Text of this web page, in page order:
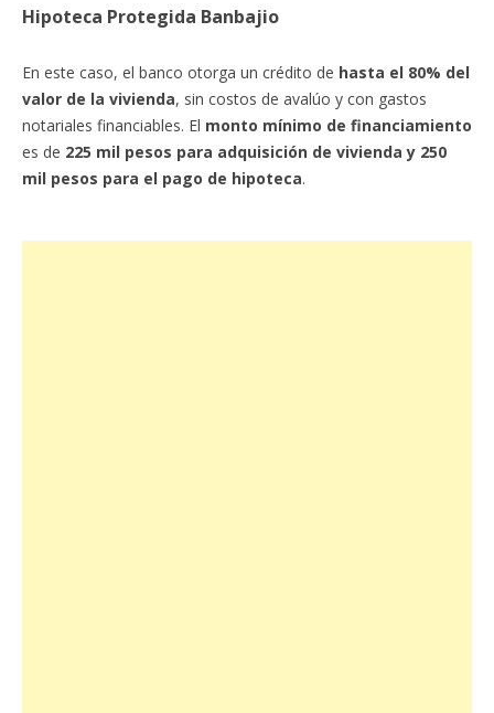
Hipoteca Protegida Banbajio
En este caso, el banco otorga un crédito de hasta el 80% del
valor de la vivienda, sin costos de avalúo y con gastos
notariales financiables. El monto mínimo de financiamiento
es de 225 mil pesos para adquisición de vivienda y 250
mil pesos para el pago de hipoteca.